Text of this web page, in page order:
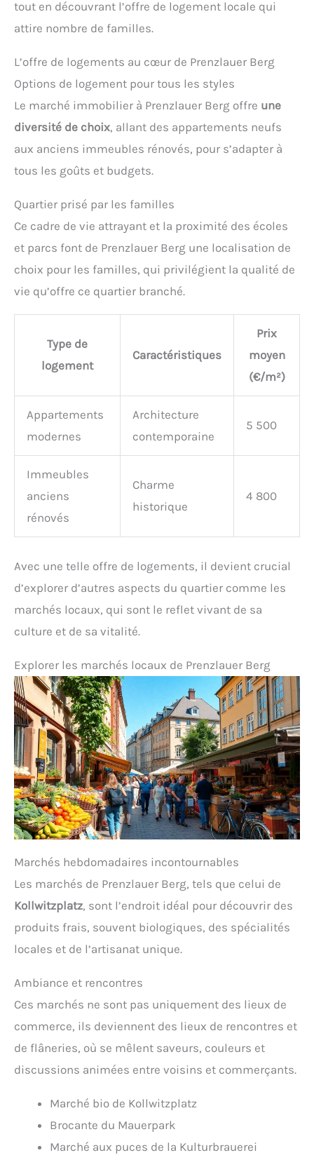
tout en découvrant l’offre de logement locale qui
attire nombre de familles.
L’offre de logements au cœur de Prenzlauer Berg
Options de logement pour tous les styles
Le marché immobilier à Prenzlauer Berg offre une
diversité de choix, allant des appartements neufs
aux anciens immeubles rénovés, pour s’adapter à
tous les goûts et budgets.
Quartier prisé par les familles
Ce cadre de vie attrayant et la proximité des écoles
et parcs font de Prenzlauer Berg une localisation de
choix pour les familles, qui privilégient la qualité de
vie qu’offre ce quartier branché.
Type de
logement
Caractéristiques
Prix
moyen
(€/m²)
Appartements
modernes
Architecture
contemporaine
5 500
Immeubles
anciens
rénovés
Charme
historique
4 800
Avec une telle offre de logements, il devient crucial
d’explorer d’autres aspects du quartier comme les
marchés locaux, qui sont le reflet vivant de sa
culture et de sa vitalité.
Explorer les marchés locaux de Prenzlauer Berg
Marchés hebdomadaires incontournables
Les marchés de Prenzlauer Berg, tels que celui de
Kollwitzplatz, sont l’endroit idéal pour découvrir des
produits frais, souvent biologiques, des spécialités
locales et de l’artisanat unique.
Ambiance et rencontres
Ces marchés ne sont pas uniquement des lieux de
commerce, ils deviennent des lieux de rencontres et
de flâneries, où se mêlent saveurs, couleurs et
discussions animées entre voisins et commerçants.
Marché bio de Kollwitzplatz
Brocante du Mauerpark
Marché aux puces de la Kulturbrauerei